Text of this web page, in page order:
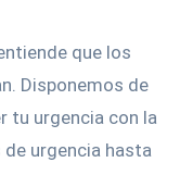
que los
Disponemos de
tu urgencia con la
urgencia hasta